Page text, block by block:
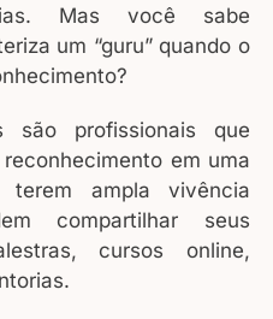
Mas você sabe
um “guru” quando o
são profissionais que
em uma
terem ampla vivência
compartilhar seus
cursos online,